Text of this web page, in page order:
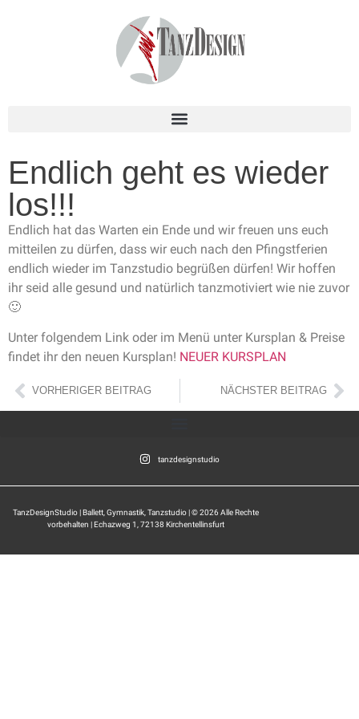
Endlich geht es wieder
los!!!
Endlich hat das Warten ein Ende und wir freuen uns euch
mitteilen zu dürfen, dass wir euch nach den Pfingstferien
endlich wieder im Tanzstudio begrüßen dürfen! Wir hoffen
ihr seid alle gesund und natürlich tanzmotiviert wie nie zuvor
🙂
Unter folgendem Link oder im Menü unter Kursplan & Preise
findet ihr den neuen Kursplan! NEUER KURSPLAN
VORHERIGER BEITRAG NÄCHSTER BEITRAG
tanzdesignstudio
TanzDesignStudio | Ballett, Gymnastik, Tanzstudio | © 2026 Alle Rechte
vorbehalten | Echazweg 1, 72138 Kirchentellinsfurt